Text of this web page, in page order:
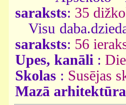
saraksts: 35
Visu
saraksts: 56
Upes, kanāli :
Skolas : Susējas
Mazā arhitektūra